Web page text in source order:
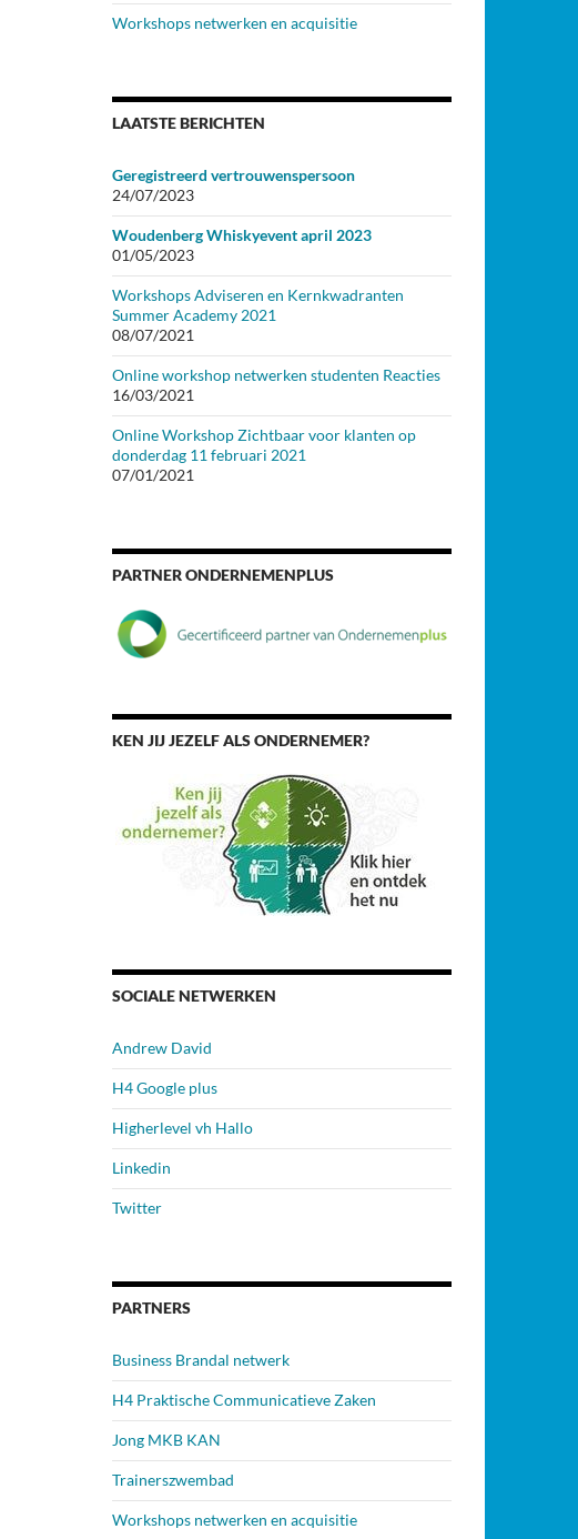
Workshops netwerken en acquisitie
LAATSTE BERICHTEN
Geregistreerd vertrouwenspersoon
24/07/2023
Woudenberg Whiskyevent april 2023
01/05/2023
Workshops Adviseren en Kernkwadranten
Summer Academy 2021
08/07/2021
Online workshop netwerken studenten Reacties
16/03/2021
Online Workshop Zichtbaar voor klanten op
donderdag 11 februari 2021
07/01/2021
PARTNER ONDERNEMENPLUS
KEN JIJ JEZELF ALS ONDERNEMER?
SOCIALE NETWERKEN
Andrew David
H4 Google plus
Higherlevel vh Hallo
Linkedin
Twitter
PARTNERS
Business Brandal netwerk
H4 Praktische Communicatieve Zaken
Jong MKB KAN
Trainerszwembad
Workshops netwerken en acquisitie